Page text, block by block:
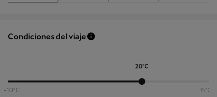
Condiciones del viaje
-10ºC 35ºC
20ºC